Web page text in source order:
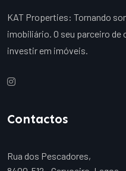
KAT Properties: Tornando
imobiliário. O seu parceiro
investir em imóveis.
Contactos
Rua dos Pescadores,